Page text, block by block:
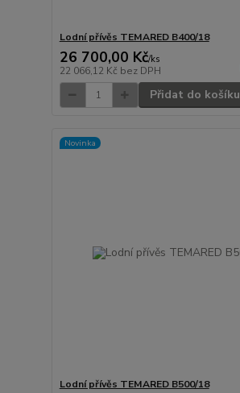
Lodní přívěs TEMARED B400/18
26 700,00 Kč/ks
22 066,12 Kč bez DPH
Přidat do košíku
Novinka
Lodní přívěs TEMARED B500/18